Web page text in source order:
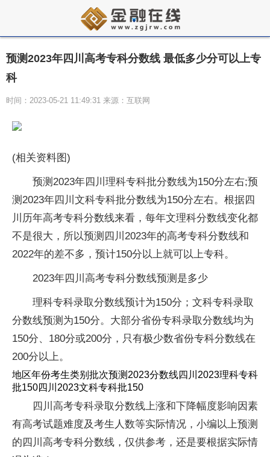
预测2023年四川高考专科分数线 最低多少分可以上专
科
时间：2023-05-21 11:49:31 来源：互联网
(相关资料图)
预测2023年四川理科专科批分数线为150分左右;预
测2023年四川文科专科批分数线为150分左右。根据四
川历年高考专科分数线来看，每年文理科分数线变化都
不是很大，所以预测四川2023年的高考专科分数线和
2022年的差不多，预计150分以上就可以上专科。
2023年四川高考专科分数线预测是多少
理科专科录取分数线预计为150分；文科专科录取
分数线预测为150分。大部分省份专科录取分数线均为
150分、180分或200分，只有极少数省份专科分数线在
200分以上。
地区年份考生类别批次预测2023分数线四川2023理科专科
批150四川2023文科专科批150
四川高考专科录取分数线上涨和下降幅度影响因素
有高考试题难度及考生人数等实际情况，小编以上预测
的四川高考专科分数线，仅供参考，还是要根据实际情